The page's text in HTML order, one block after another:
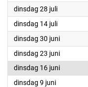
dinsdag 28 juli2026
dinsdag 14 juli2026
dinsdag 30 juni2026
dinsdag 23 juni2026
dinsdag 16 juni2026
dinsdag 9 juni2026